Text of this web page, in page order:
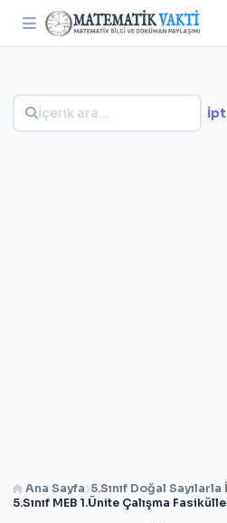
Ana Sayfa 5.Sınıf Doğal
5.Sınıf MEB 1.Ünite Çalışma